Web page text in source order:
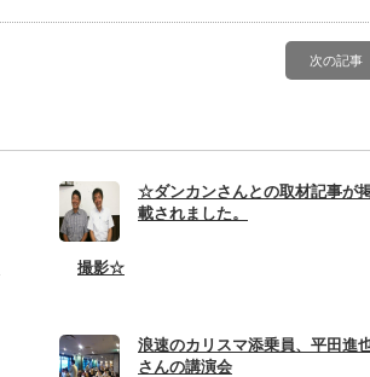
次の記事
☆ダンカンさんとの取材記事が
載されました。
撮影☆
浪速のカリスマ添乗員、平田進
さんの講演会